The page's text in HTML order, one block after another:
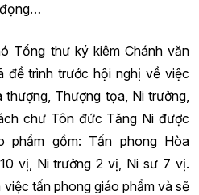
Tổng thư ký kiêm Chánh văn
đề trình trước hội nghị về việc
Thượng tọa, Ni trưởng,
chư Tôn đức Tăng Ni được
phẩm gồm: Tấn phong Hòa
vị, Ni trưởng 2 vị, Ni sư 7 vị.
tấn phong giáo phẩm và sẽ